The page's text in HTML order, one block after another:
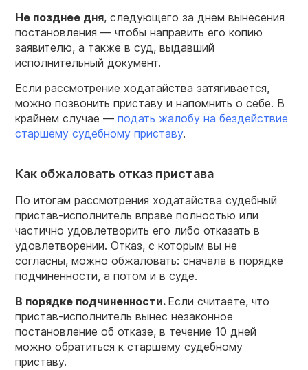
Не позднее дня, следующего за днем вынесения
постановления — чтобы направить его копию
заявителю, а также в суд, выдавший
исполнительный документ.
Если рассмотрение ходатайства затягивается,
можно позвонить приставу и напомнить о себе. В
крайнем случае — подать жалобу на бездействие
старшему судебному приставу.
Как обжаловать отказ пристава
По итогам рассмотрения ходатайства судебный
пристав-исполнитель вправе полностью или
частично удовлетворить его либо отказать в
удовлетворении. Отказ, с которым вы не
согласны, можно обжаловать: сначала в порядке
подчиненности, а потом и в суде.
В порядке подчиненности. Если считаете, что
пристав-исполнитель вынес незаконное
постановление об отказе, в течение 10 дней
можно обратиться к старшему судебному
приставу.